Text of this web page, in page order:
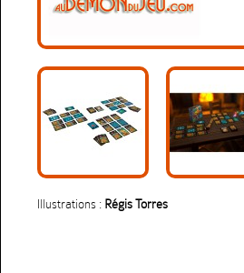
Illustrations : Régis Torres